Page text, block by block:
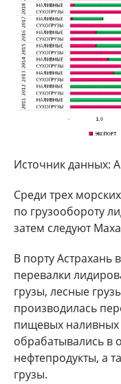
Источник данных:
Среди трех
по грузообороту
затем следуют
В порту Астрахань
перевалки
грузы, лесные
производилась
пищевых наливных
обрабатывались в
нефтепродукты, а
грузы.